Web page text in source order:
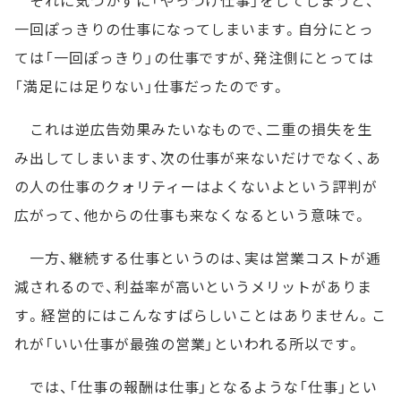
一回ぽっきりの仕事になってしまいます。自分にとっ
ては「一回ぽっきり」の仕事ですが、発注側にとっては
「満足には足りない」仕事だったのです。
これは逆広告効果みたいなもので、二重の損失を生
み出してしまいます、次の仕事が来ないだけでなく、あ
の人の仕事のクォリティーはよくないよという評判が
広がって、他からの仕事も来なくなるという意味で。
一方、継続する仕事というのは、実は営業コストが逓
減されるので、利益率が高いというメリットがありま
す。経営的にはこんなすばらしいことはありません。こ
れが「いい仕事が最強の営業」といわれる所以です。
では、「仕事の報酬は仕事」となるような「仕事」とい